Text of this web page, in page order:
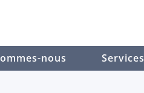
nous Services